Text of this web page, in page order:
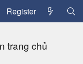
Register
trang chủ